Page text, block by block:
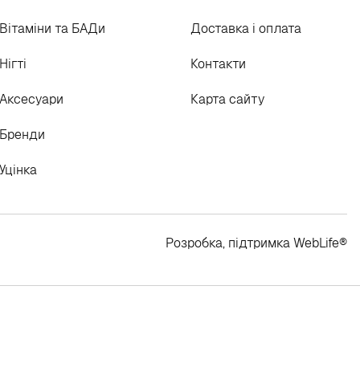
Вітаміни та БАДи
Нігті
Аксесуари
Бренди
Уцінка
Доставка і оплата
Контакти
Карта сайту
Розробка, підтримкаWebLife®